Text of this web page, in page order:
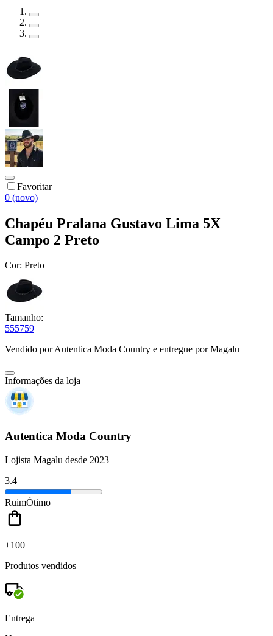
Favoritar
0 (novo)
Chapéu Pralana Gustavo Lima 5X
Campo 2 Preto
Cor: Preto
Tamanho:
555759
Vendido porAutentica Moda Country e entregue por Magalu
Informações da loja
Autentica Moda Country
Lojista Magalu desde 2023
3.4
RuimÓtimo
+100
Produtos vendidos
Entrega